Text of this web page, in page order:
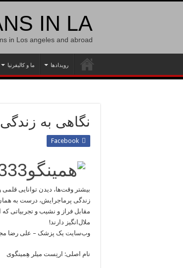
IN LA
in Los angeles and abroad
رویدادها ما و کالیفرنیا
نگاهی به
Facebook
بیشتر وقت‌ها، دیدن توانایی
زندگی پرماجرایش، درست به همان
مقابل فراز و نشیب و تجربیاتی
ملال‌انگیز دارند!
وب‌سایت یک پزشک – علی رضا
نام اصلی: ارنِست میلر هِمینگوی